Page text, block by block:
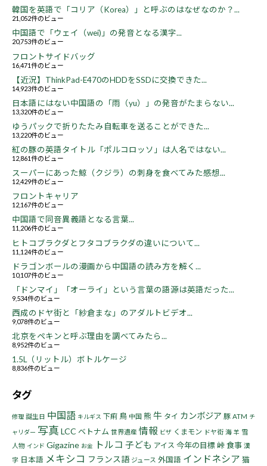
韓国を英語で「コリア（Korea）」と呼ぶのはなぜなのか？...
21,052件のビュー
中国語で「ウェイ（wei)」の発音となる漢字...
20,753件のビュー
フロントサイドバッグ
16,471件のビュー
【近況】ThinkPad-E470のHDDをSSDに交換できた...
14,923件のビュー
日本語にはない中国語の「雨（yu）」の発音がたまらない...
13,320件のビュー
ゆうパックで折りたたみ自転車を送ることができた...
13,220件のビュー
紅の豚の英語タイトル「ポルコロッソ」は人名ではない...
12,861件のビュー
スーパーにあった鯨（クジラ）の刺身を食べてみた感想...
12,429件のビュー
フロントキャリア
12,167件のビュー
中国語で同音異義語となる言葉...
11,206件のビュー
ヒトコブラクダとフタコブラクダの違いについて...
11,124件のビュー
ドラゴンボールの漫画から中国語の読み方を解く...
10,107件のビュー
「ドンマイ」「オーライ」という言葉の語源は英語だった...
9,534件のビュー
西成のドヤ街と「紗倉まな」のアダルトビデオ...
9,078件のビュー
北京をペキンと呼ぶ理由を調べてみたら...
8,952件のビュー
1.5L（リットル）ボトルケージ
8,836件のビュー
タグ
修理 誕生日 中国語 キルギス 下痢 鳥 中国 熊牛 タイ カンボジア 豚 ATM チ
ャリダー 写真 LCC ベトナム 世界遺産 情報 ビザ くまモン ドヤ街 海 羊 雪
人物 インド Gigazine お金 トルコ 子ども アイス 今年の目標峠食事 漢
字 日本語 メキシコ フランス語 ジュース 外国語 インドネシア 猫